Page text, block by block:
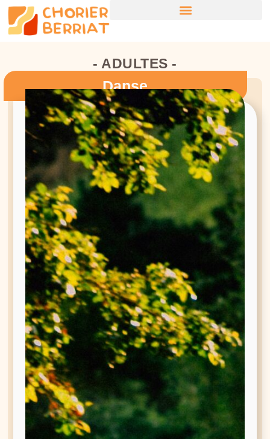
- ADULTES -
Danse